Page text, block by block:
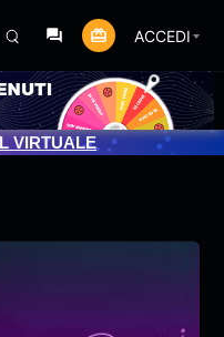
ACCEDI
VIRTUALE